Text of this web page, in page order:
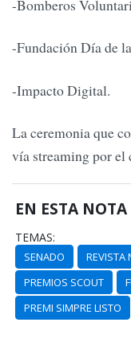
-Bomberos
-Fundación Día de
-Impacto Digital.
La ceremonia que
vía streaming por el
EN ESTA NOTA
TEMAS:
SENADO REVISTA
PREMIOS SCOUT
PREMI SIMPRE LISTO